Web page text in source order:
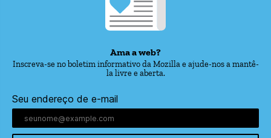
Ama a web?
Inscreva-se no boletim informativo da Mozilla e ajude-nos a mantê-
la livre e aberta.
Seu endereço de e-mail